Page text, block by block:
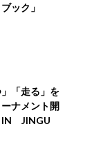
ック」
「走る」を
ナメント開
IN JINGU